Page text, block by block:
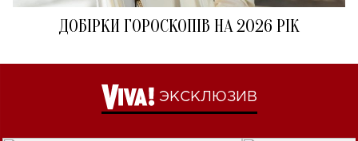
ДОБІРКИ ГОРОСКОПІВ НА 2026 РІК
ЭКСКЛЮЗИВ